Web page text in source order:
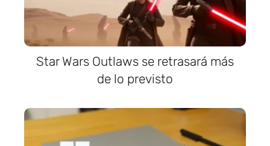
Star Wars Outlaws se retrasará más
de lo previsto